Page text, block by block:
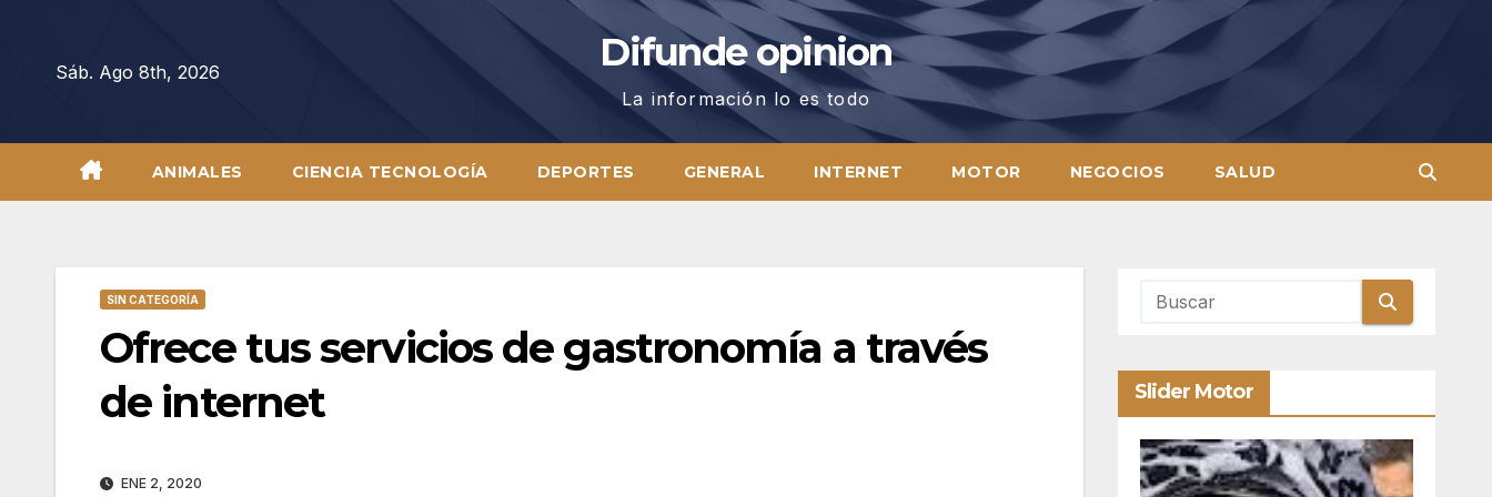
contenidoSáb. Ago 8th, 2026 Difunde opinion
La información lo es todo
ANIMALES CIENCIA TECNOLOGÍA DEPORTES GENERAL INTERNET MOTOR NEGOCIOS SALUD
SIN CATEGORÍA
Ofrece tus servicios de gastronomía a través
de internet
ENE 2, 2020
Slider Motor